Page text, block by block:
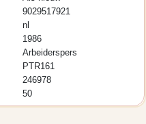
9029517921
nl
1986
Arbeiderspers
PTR161
246978
50